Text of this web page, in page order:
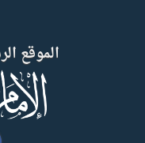
الموقع